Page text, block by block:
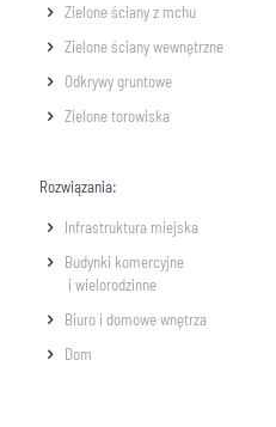
Zielone ściany z mchu
Zielone ściany wewnętrzne
Odkrywy gruntowe
Zielone torowiska
Rozwiązania:
Infrastruktura miejska
Budynki komercyjne
i wielorodzinne
Biuro i domowe wnętrza
Dom